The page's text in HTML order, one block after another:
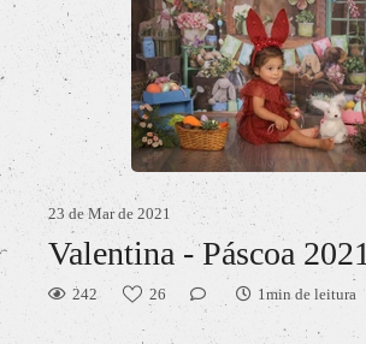
23 de Mar de 2021
Valentina - Páscoa 2021
242 26 1min de leitura